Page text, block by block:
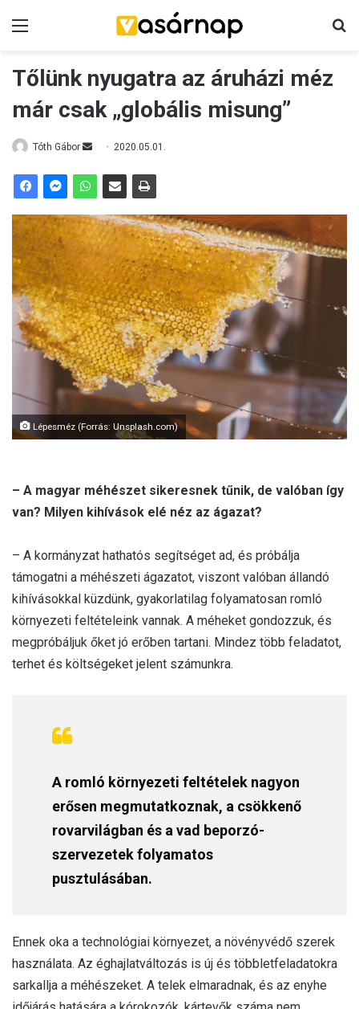
Tőlünk nyugatra az áruházi méz
már csak „globális misung”
Tóth Gábor
a
n
e
m
a
i
l
2020.05.01.
Lépesméz (Forrás: Unsplash.com)
– A magyar méhészet sikeresnek tűnik, de valóban így
van? Milyen kihívások elé néz az ágazat?
– A kormányzat hathatós segítséget ad, és próbálja
támogatni a méhészeti ágazatot, viszont valóban állandó
kihívásokkal küzdünk, gyakorlatilag folyamatosan romló
környezeti feltételeink vannak. A méheket gondozzuk, és
megpróbáljuk őket jó erőben tartani. Mindez több feladatot,
terhet és költségeket jelent számunkra.
A romló környezeti feltételek nagyon
erősen megmutatkoznak, a csökkenő
rovarvilágban és a vad beporzó-
szervezetek folyamatos
pusztulásában.
Ennek oka a technológiai környezet, a növényvédő szerek
használata. Az éghajlatváltozás is új és többletfeladatokra
sarkallja a méhészeket. A telek elmaradnak, és az enyhe